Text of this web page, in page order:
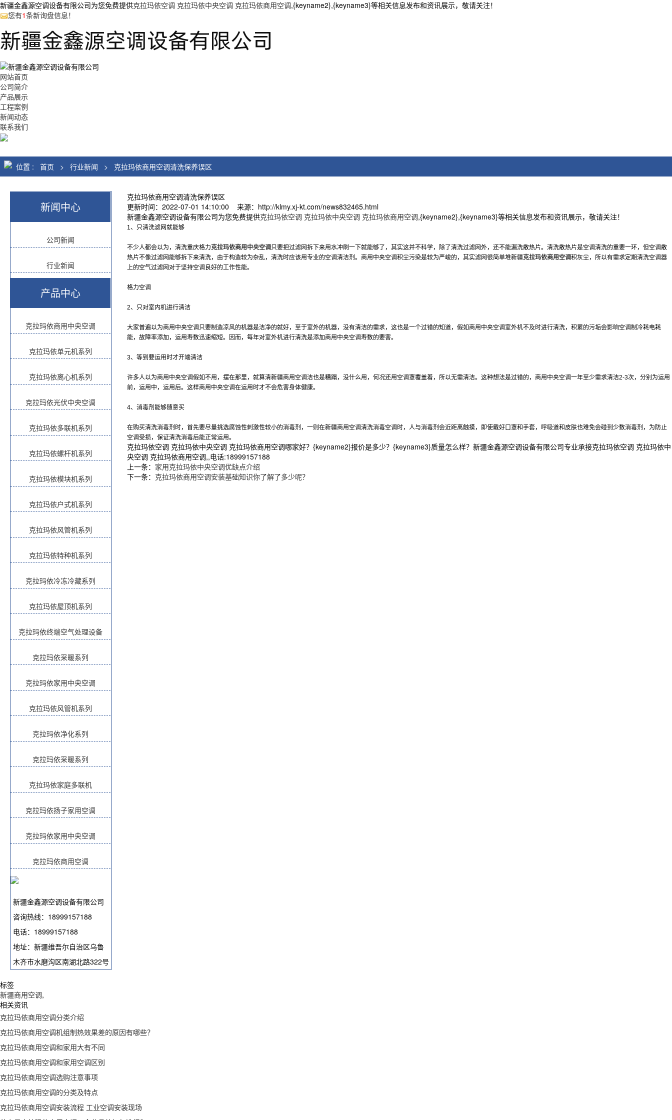
新疆金鑫源空调设备有限公司为您免费提供克拉玛依空调 克拉玛依中央空调 克拉玛依商用空调,{keyname2},{keyname3}等相关信息发布和资讯展示，敬请关注！
您有1条新询盘信息！
网站首页
公司简介
产品展示
工程案例
新闻动态
联系我们
位置 : 首页 > 行业新闻 > 克拉玛依商用空调清洗保养误区
新闻中心
公司新闻
行业新闻
产品中心
克拉玛依商用中央空调
克拉玛依单元机系列
克拉玛依离心机系列
克拉玛依光伏中央空调
克拉玛依多联机系列
克拉玛依螺杆机系列
克拉玛依模块机系列
克拉玛依户式机系列
克拉玛依风管机系列
克拉玛依特种机系列
克拉玛依冷冻冷藏系列
克拉玛依屋顶机系列
克拉玛依终端空气处理设备
克拉玛依采暖系列
克拉玛依家用中央空调
克拉玛依风管机系列
克拉玛依净化系列
克拉玛依采暖系列
克拉玛依家庭多联机
克拉玛依扬子家用空调
克拉玛依家用中央空调
克拉玛依商用空调
新疆金鑫源空调设备有限公司
咨询热线：18999157188
电话：18999157188
地址：新疆维吾尔自治区乌鲁
木齐市水磨沟区南湖北路322号
克拉玛依商用空调清洗保养误区
更新时间：2022-07-01 14:10:00 来源：http://klmy.xj-kt.com/news832465.html
新疆金鑫源空调设备有限公司为您免费提供克拉玛依空调 克拉玛依中央空调 克拉玛依商用空调,{keyname2},{keyname3}等相关信息发布和资讯展示，敬请关注！
1、只清洗滤网就能够
不少人都会以为，清洗重庆格力克拉玛依商用中央空调只要把过滤网拆下来用水冲刷一下就能够了，其实这并不科学，除了清洗过滤网外，还不能漏洗散热片。清洗散热片是空调清洗的重要一环，但空调散
热片不像过滤网能够拆下来清洗，由于构造较为杂乱，清洗时应该用专业的空调清洁剂。商用中央空调积尘污染是较为严峻的，其实滤网很简单堆新疆克拉玛依商用空调积灰尘，所以有需求定期清洗空调器
上的空气过滤网对于坚持空调良好的工作性能。
格力空调
2、只对室内机进行清洁
大家普遍以为商用中央空调只要制造凉风的机器是洁净的就好，至于室外的机器，没有清洁的需求，这也是一个过错的知道，假如商用中央空调室外机不及时进行清洗，积累的污垢会影响空调制冷耗电耗
能，故障率添加，运用寿数迅速缩短。因而，每年对室外机进行清洗是添加商用中央空调寿数的要害。
3、等到要运用时才开端清洁
许多人以为商用中央空调假如不用，摆在那里，就算清新疆商用空调洁也是糟蹋，没什么用，何况还用空调罩覆盖着，所以无需清洁。这种想法是过错的，商用中央空调一年至少需求清洁2-3次，分别为运用
前，运用中，运用后。这样商用中央空调在运用时才不会危害身体健康。
4、消毒剂能够随意买
在购买清洗消毒剂时，首先要尽量挑选腐蚀性刺激性较小的消毒剂，一则在新疆商用空调清洗消毒空调时，人与消毒剂会近距离触摸，即使戴好口罩和手套，呼吸道和皮肤也难免会碰到少数消毒剂，为防止
空调受损，保证清洗消毒后能正常运用。
克拉玛依空调 克拉玛依中央空调 克拉玛依商用空调哪家好？{keyname2}报价是多少？{keyname3}质量怎么样？新疆金鑫源空调设备有限公司专业承接克拉玛依空调 克拉玛依中
央空调 克拉玛依商用空调,,电话:18999157188
上一条： 家用克拉玛依中央空调优缺点介绍
下一条： 克拉玛依商用空调安装基础知识你了解了多少呢？
标签
新疆商用空调,
相关资讯
克拉玛依商用空调分类介绍
克拉玛依商用空调机组制热效果差的原因有哪些？
克拉玛依商用空调和家用大有不同
克拉玛依商用空调和家用空调区别
克拉玛依商用空调选购注意事项
克拉玛依商用空调的分类及特点
克拉玛依商用空调安装流程 工业空调安装现场